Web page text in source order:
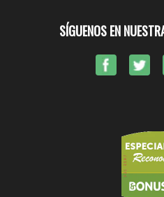
SÍGUENOS EN